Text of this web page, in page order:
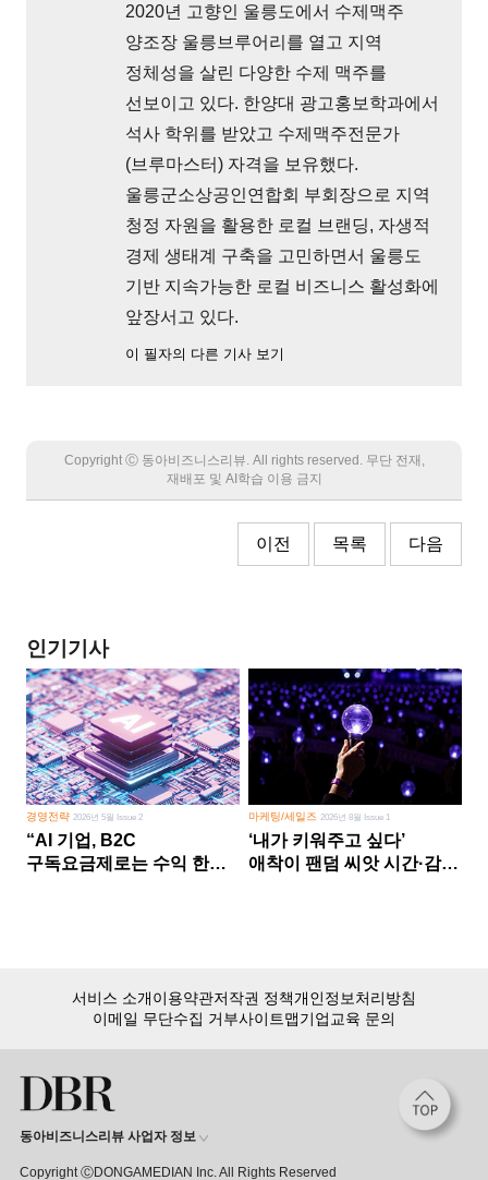
2020년 고향인 울릉도에서 수제맥주
양조장 울릉브루어리를 열고 지역
정체성을 살린 다양한 수제 맥주를
선보이고 있다. 한양대 광고홍보학과에서
석사 학위를 받았고 수제맥주전문가
(브루마스터) 자격을 보유했다.
울릉군소상공인연합회 부회장으로 지역
청정 자원을 활용한 로컬 브랜딩, 자생적
경제 생태계 구축을 고민하면서 울릉도
기반 지속가능한 로컬 비즈니스 활성화에
앞장서고 있다.
이 필자의 다른 기사 보기
Copyright Ⓒ 동아비즈니스리뷰. All rights reserved. 무단 전재,
재배포 및 AI학습 이용 금지
이전 목록 다음
인기기사
경영전략 2026년 5월 Issue 2
“AI 기업, B2C
구독요금제로는 수익 한계
마케팅/세일즈 2026년 8월 Issue 1
‘내가 키워주고 싶다’
애착이 팬덤 씨앗 시간·감정
서비스 소개이용약관저작권 정책개인정보처리방침
이메일 무단수집 거부사이트맵기업교육 문의
동아비즈니스리뷰 사업자 정보
Copyright ⒸDONGAMEDIAN Inc. All Rights Reserved